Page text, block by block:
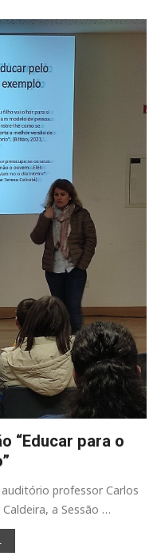
“Educar para o
professor Carlos
a Sessão …